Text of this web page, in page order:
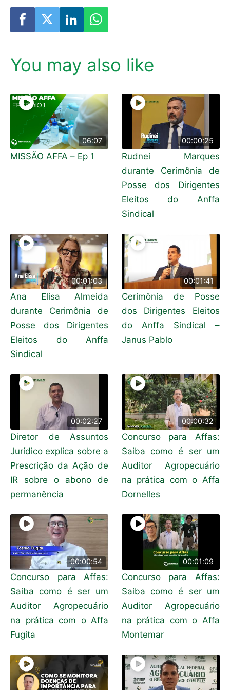
You may also like
06:07
MISSÃO AFFA – Ep 1
00:00:25
Rudnei Marques
durante Cerimônia de
Posse dos Dirigentes
Eleitos do Anffa
Sindical
00:01:03
Ana Elisa Almeida
durante Cerimônia de
Posse dos Dirigentes
Eleitos do Anffa
Sindical
00:01:41
Cerimônia de Posse
dos Dirigentes Eleitos
do Anffa Sindical –
Janus Pablo
00:02:27
Diretor de Assuntos
Jurídico explica sobre a
Prescrição da Ação de
IR sobre o abono de
permanência
00:00:32
Concurso para Affas:
Saiba como é ser um
Auditor Agropecuário
na prática com o Affa
Dornelles
00:00:54
Concurso para Affas:
Saiba como é ser um
Auditor Agropecuário
na prática com o Affa
Fugita
00:01:09
Concurso para Affas:
Saiba como é ser um
Auditor Agropecuário
na prática com o Affa
Montemar